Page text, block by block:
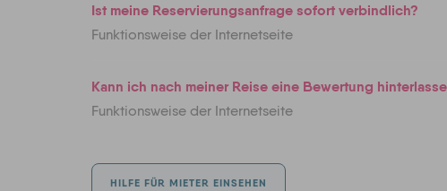
Ist meine Reservierungsanfrage sofort verbindlich?
Funktionsweise der Internetseite
Kann ich nach meiner Reise eine Bewertung
Funktionsweise der Internetseite
HILFE FÜR MIETER EINSEHEN